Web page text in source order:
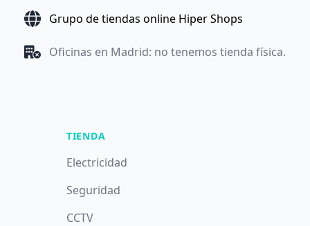
Grupo de tiendas online Hiper Shops
Oficinas en Madrid: no tenemos tienda física.
TIENDA
Electricidad
Seguridad
CCTV